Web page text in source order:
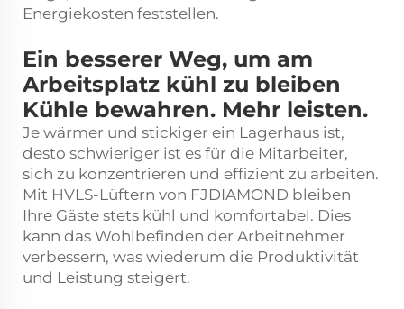
Energiekosten feststellen.
Ein besserer Weg, um am
Arbeitsplatz kühl zu bleiben
Kühle bewahren. Mehr leisten.
Je wärmer und stickiger ein Lagerhaus ist,
desto schwieriger ist es für die Mitarbeiter,
sich zu konzentrieren und effizient zu arbeiten.
Mit HVLS-Lüftern von FJDIAMOND bleiben
Ihre Gäste stets kühl und komfortabel. Dies
kann das Wohlbefinden der Arbeitnehmer
verbessern, was wiederum die Produktivität
und Leistung steigert.